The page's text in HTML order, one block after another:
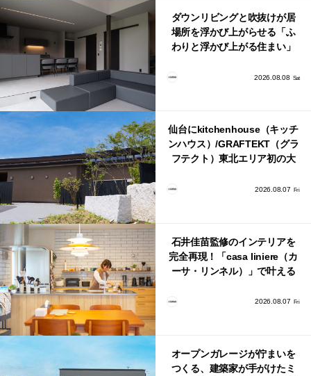
ダウンリビングと吹抜けが居
場所を浮かび上がらせる「ふ
わりと浮かび上がる住まい」
2026.08.08 Sat
仙台にkitchenhouse（キッチ
ンハウス）/GRAFTEKT（グラ
フテクト）東北エリア初の大
2026.08.07 Fri
石井佳苗監修のインテリアを
完全再現！「casa liniere（カ
ーサ・リンネル）」で叶える
2026.08.07 Fri
オープンガレージが佇まいを
つくる、建築家が手がけたミ